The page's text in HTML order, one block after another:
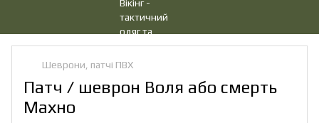
Шеврони, патчі ПВХ
Патч / шеврон Воля або смерть
Махно